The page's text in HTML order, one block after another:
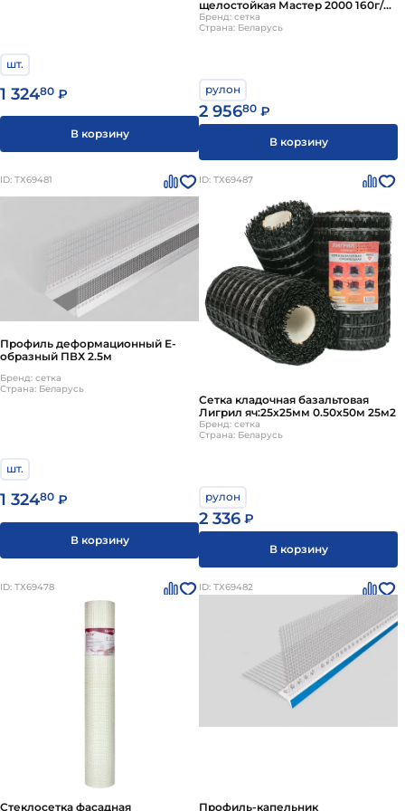
шт.
1 32480 ₽
В корзину
щелостойкая Мастер 2000 160г/
м2 яч:5х5мм 1х50м 50м2
Бренд: сетка
Страна: Беларусь
рулон
2 95680 ₽
В корзину
ID: ТХ69481
Профиль деформационный Е-
образный ПВХ 2.5м
Бренд: сетка
Страна: Беларусь
шт.
1 32480 ₽
В корзину
ID: ТХ69487
Сетка кладочная базальтовая
Лигрил яч:25х25мм 0.50х50м 25м2
Бренд: сетка
Страна: Беларусь
рулон
2 336 ₽
В корзину
ID: ТХ69478
Стеклосетка фасадная
ID: ТХ69482
Профиль-капельник